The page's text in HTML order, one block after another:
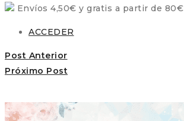
Envíos 4,50€ y gratis a partir de 80€
ACCEDER
Post Anterior
Próximo Post